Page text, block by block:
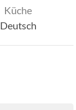
Küche
Deutsch